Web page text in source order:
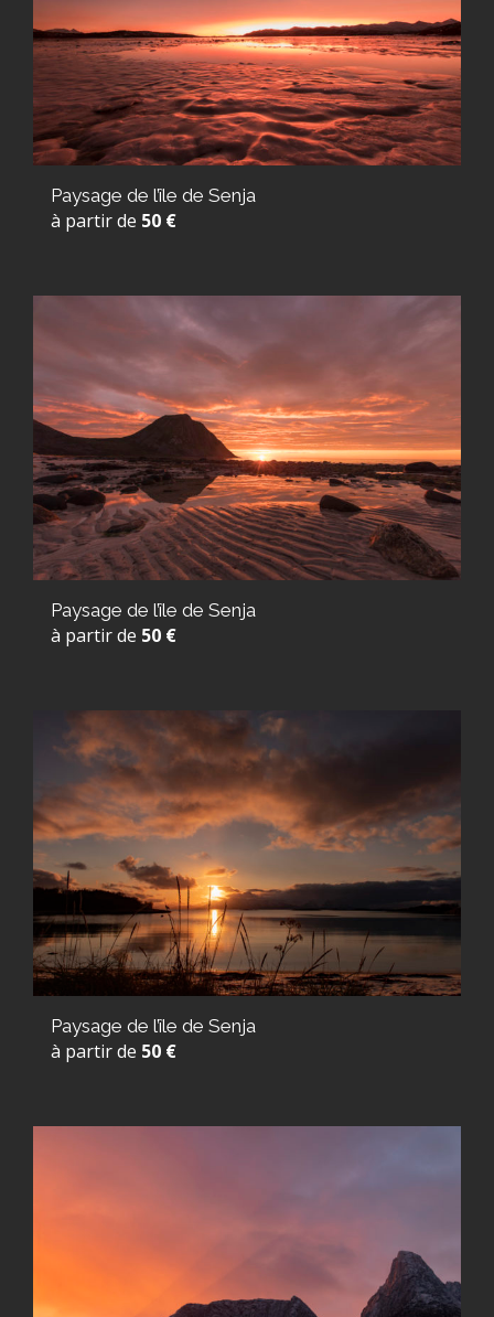
Paysage de l’île de Senja
à partir de 50 €
Paysage de l’île de Senja
à partir de 50 €
Paysage de l’île de Senja
à partir de 50 €